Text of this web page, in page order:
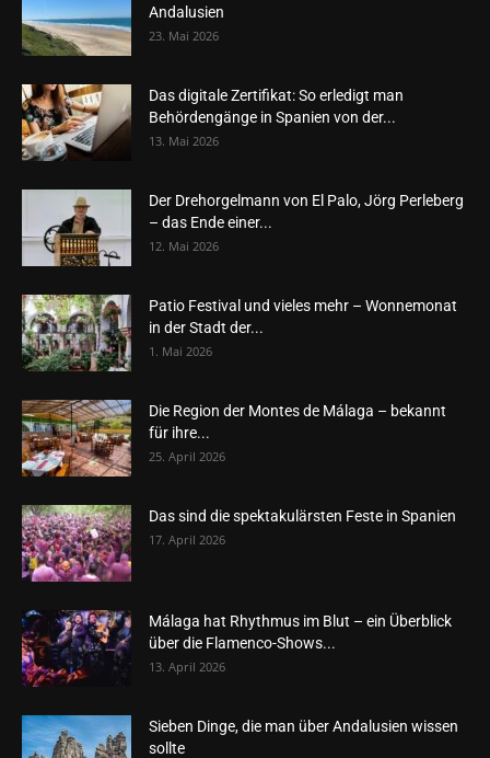
Andalusien
23. Mai 2026
Das digitale Zertifikat: So erledigt man
Behördengänge in Spanien von der...
13. Mai 2026
Der Drehorgelmann von El Palo, Jörg Perleberg
– das Ende einer...
12. Mai 2026
Patio Festival und vieles mehr – Wonnemonat
in der Stadt der...
1. Mai 2026
Die Region der Montes de Málaga – bekannt
für ihre...
25. April 2026
Das sind die spektakulärsten Feste in Spanien
17. April 2026
Málaga hat Rhythmus im Blut – ein Überblick
über die Flamenco-Shows...
13. April 2026
Sieben Dinge, die man über Andalusien wissen
sollte